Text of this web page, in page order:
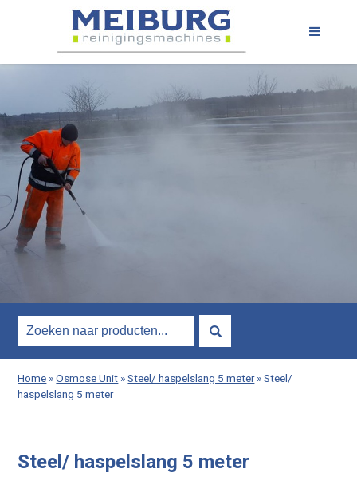
Home»Osmose Unit»Steel/ haspelslang 5 meter»Steel/
haspelslang 5 meter
Steel/ haspelslang 5 meter